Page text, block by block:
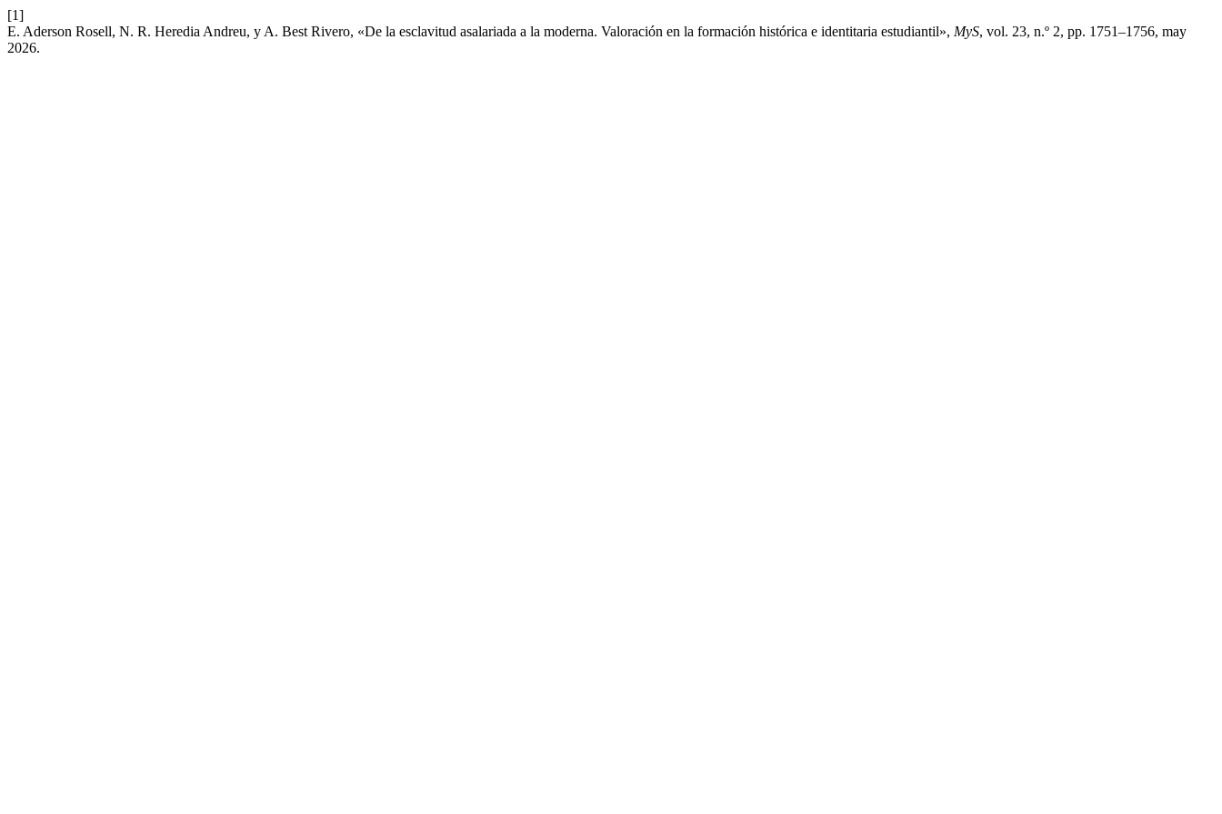
[1]
E. Aderson Rosell, N. R. Heredia Andreu, y A. Best Rivero, «De la esclavitud asalariada a la moderna. Valoración en la formación histórica e identitaria estudiantil», MyS, vol. 23, n.º 2, pp. 1751–1756, may
2026.